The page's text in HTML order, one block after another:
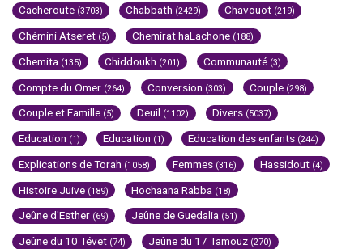
Cacheroute (3703) Chabbath (2429) Chavouot (219)
Chémini Atseret (5) Chemirat haLachone (188)
Chemita (135) Chiddoukh (201) Communauté (3)
Compte du Omer (264) Conversion (303) Couple (298)
Couple et Famille (5) Deuil (1102) Divers (5037)
Education (1) Education (1) Education des enfants (244)
Explications de Torah (1058) Femmes (316) Hassidout (4)
Histoire Juive (189) Hochaana Rabba (18)
Jeûne d'Esther (69) Jeûne de Guedalia (51)
Jeûne du 10 Tévet (74) Jeûne du 17 Tamouz (270)